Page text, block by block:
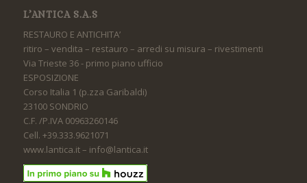
L’ANTICA S.A.S
RESTAURO E ANTICHITA’
ritiro – vendita – restauro – arredi su misura – rivestimenti
Via Trieste 36 - primo piano ufficio
ESPOSIZIONE
Corso Italia 1 (p.zza Garibaldi)
23100 SONDRIO
C.F. /P.IVA 00963260146
Cell. +39.333.9621071
www.lantica.it – info@lantica.it